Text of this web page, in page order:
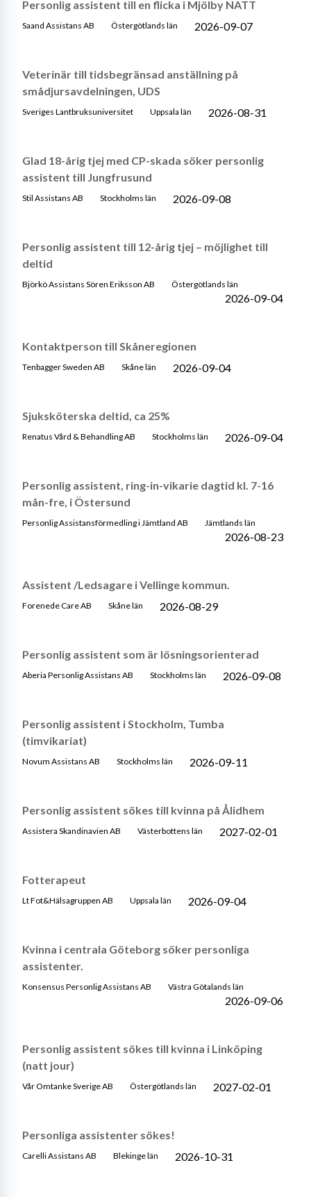
Personlig assistent till en flicka i Mjölby NATT
Saand Assistans AB Östergötlands län 2026-09-07
Veterinär till tidsbegränsad anställning på
smådjursavdelningen, UDS
Sveriges Lantbruksuniversitet Uppsala län 2026-08-31
Glad 18-årig tjej med CP-skada söker personlig
assistent till Jungfrusund
Stil Assistans AB Stockholms län 2026-09-08
Personlig assistent till 12-årig tjej – möjlighet till
deltid
Björkö Assistans Sören Eriksson AB Östergötlands län
2026-09-04
Kontaktperson till Skåneregionen
Tenbagger Sweden AB Skåne län 2026-09-04
Sjuksköterska deltid, ca 25%
Renatus Vård & Behandling AB Stockholms län 2026-09-04
Personlig assistent, ring-in-vikarie dagtid kl. 7-16
mån-fre, i Östersund
Personlig Assistansförmedling i Jämtland AB Jämtlands län
2026-08-23
Assistent /Ledsagare i Vellinge kommun.
Forenede Care AB Skåne län 2026-08-29
Personlig assistent som är lösningsorienterad
Aberia Personlig Assistans AB Stockholms län 2026-09-08
Personlig assistent i Stockholm, Tumba
(timvikariat)
Novum Assistans AB Stockholms län 2026-09-11
Personlig assistent sökes till kvinna på Ålidhem
Assistera Skandinavien AB Västerbottens län 2027-02-01
Fotterapeut
Lt Fot&Hälsagruppen AB Uppsala län 2026-09-04
Kvinna i centrala Göteborg söker personliga
assistenter.
Konsensus Personlig Assistans AB Västra Götalands län
2026-09-06
Personlig assistent sökes till kvinna i Linköping
(natt jour)
Vår Omtanke Sverige AB Östergötlands län 2027-02-01
Personliga assistenter sökes!
Carelli Assistans AB Blekinge län 2026-10-31